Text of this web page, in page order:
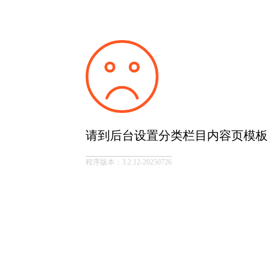
请到后台设置分类栏目内容页模板
程序版本：3.2.12-20250726